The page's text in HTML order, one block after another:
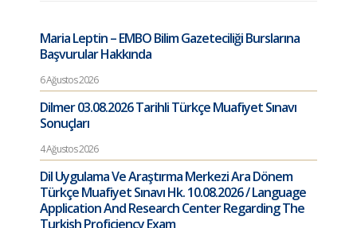
Maria Leptin – EMBO Bilim Gazeteciliği Burslarına
Başvurular Hakkında
6 Ağustos 2026
Dilmer 03.08.2026 Tarihli Türkçe Muafiyet Sınavı
Sonuçları
4 Ağustos 2026
Dil Uygulama Ve Araştırma Merkezi Ara Dönem
Türkçe Muafiyet Sınavı Hk. 10.08.2026 / Language
Application And Research Center Regarding The
Turkish Proficiency Exam